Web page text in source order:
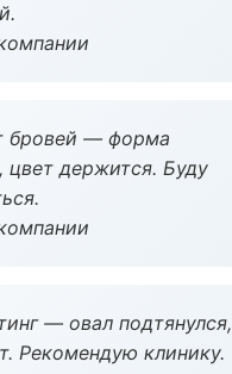
бровей — форма
цвет держится. Буду
— овал подтянулся,
Рекомендую клинику.